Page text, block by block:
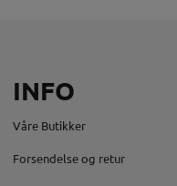
INFO
Våre Butikker
Forsendelse og retur